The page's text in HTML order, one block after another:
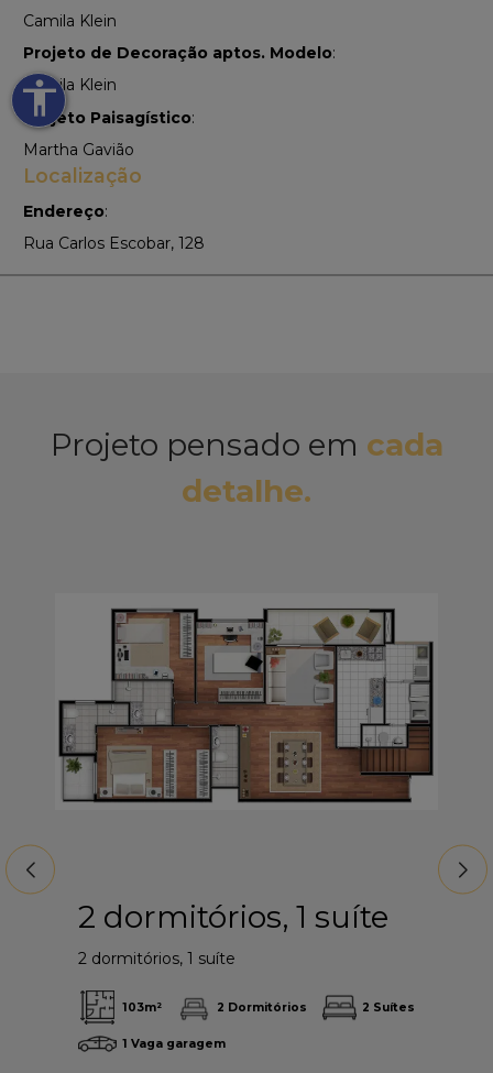
Camila Klein
Projeto de Decoração aptos. Modelo:
Camila Klein
Projeto Paisagístico:
Martha Gavião
Localização
Endereço:
Rua Carlos Escobar, 128
Projeto pensado em cada
detalhe.
2 dormitórios, 1 suíte
2 dormitórios, 1 suíte
103m² 2 Dormitórios 2 Suítes
1 Vaga garagem
accessibility